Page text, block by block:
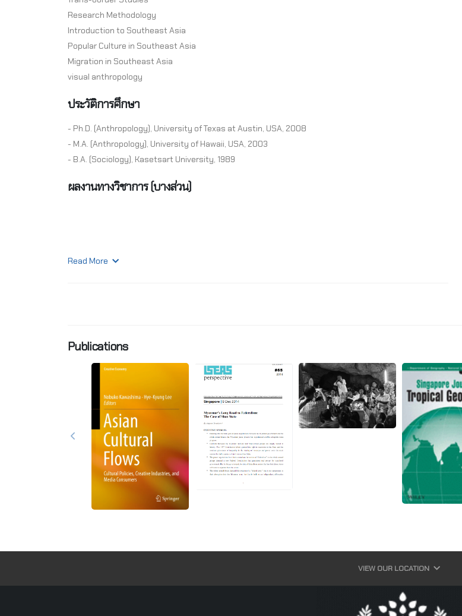
Research Methodology
Introduction to Southeast Asia
Popular Culture in Southeast Asia
Migration in Southeast Asia
visual anthropology
ประวัติการศึกษา
- Ph.D. (Anthropology), University of Texas at Austin, USA, 2008
- M.A. (Anthropology), University of Hawaii, USA, 2003
- B.A. (Sociology), Kasetsart University, 1989
ผลงานทางวิชาการ (บางส่วน)
Read More
Publications
VIEW OUR LOCATION